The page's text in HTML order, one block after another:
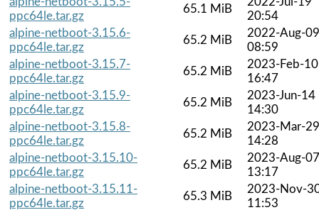
ppc64le.tar.gz
65.1 MiB
20:54
alpine-netboot-3.15.6-
ppc64le.tar.gz
65.2 MiB
2022-Aug-09
08:59
alpine-netboot-3.15.7-
ppc64le.tar.gz
65.2 MiB
2023-Feb-10
16:47
alpine-netboot-3.15.9-
ppc64le.tar.gz
65.2 MiB
2023-Jun-14
14:30
alpine-netboot-3.15.8-
ppc64le.tar.gz
65.2 MiB
2023-Mar-29
14:28
alpine-netboot-3.15.10-
ppc64le.tar.gz
65.2 MiB
2023-Aug-07
13:17
alpine-netboot-3.15.11-
ppc64le.tar.gz
65.3 MiB
2023-Nov-
11:53